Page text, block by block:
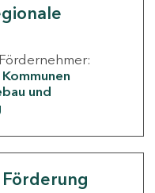
Fördernehmer:
Kommunen
und
Förderung